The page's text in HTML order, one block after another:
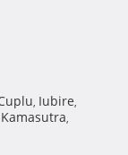
, Iubire,
,